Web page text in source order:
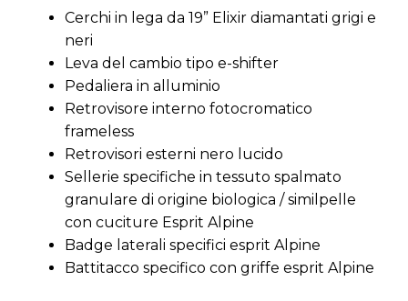
Cerchi in lega da 19” Elixir diamantati grigi e
neri
Leva del cambio tipo e-shifter
Pedaliera in alluminio
Retrovisore interno fotocromatico
frameless
Retrovisori esterni nero lucido
Sellerie specifiche in tessuto spalmato
granulare di origine biologica / similpelle
con cuciture Esprit Alpine
Badge laterali specifici esprit Alpine
Battitacco specifico con griffe esprit Alpine